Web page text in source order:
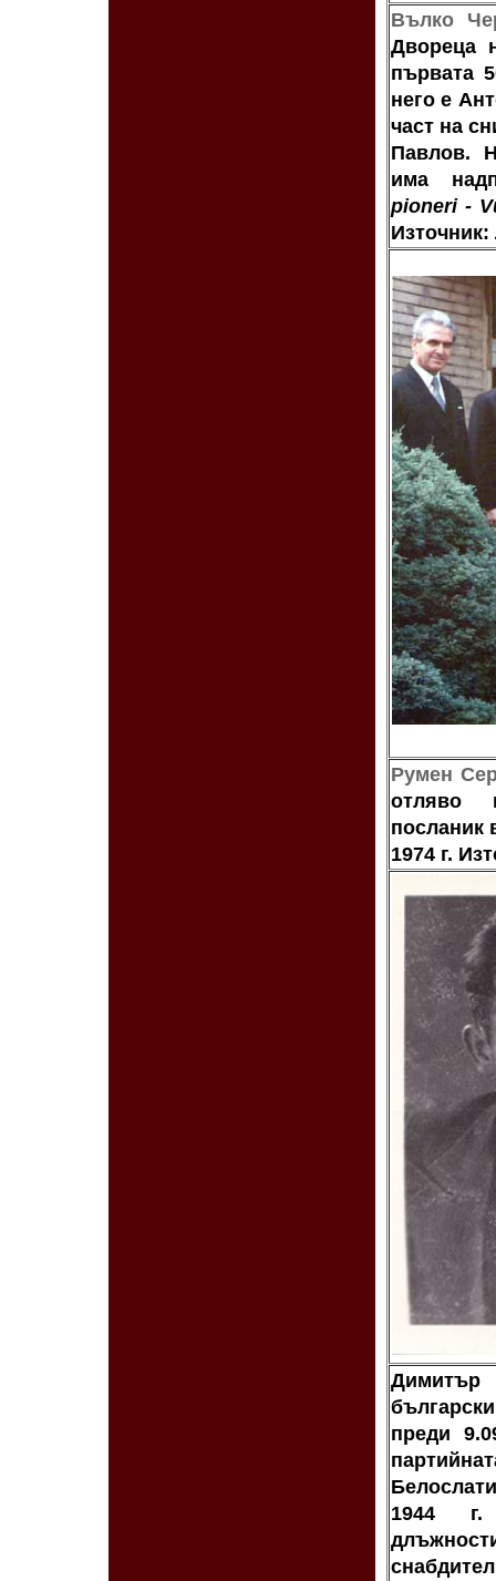
Вълко
Двореца
първата
него е
част на
Павлов.
има
pioneri -
Румен
отляво
посланик
1974 г.
Димитър
преди
1944 г.